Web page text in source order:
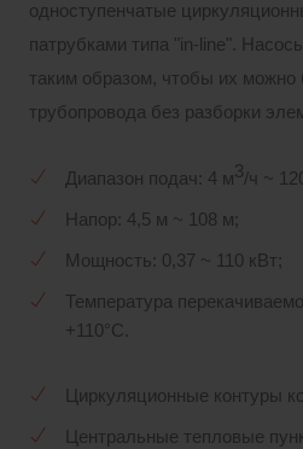
одноступенчатые
патрубками типа "in-line".
таким образом, чтобы их можно
трубопровода без разборки
Диапазон подач: 4 м3/ч ~
Напор: 4,5 м ~ 108 м;
Мощность: 0,37 ~ 110 кВт;
Температура
+110°С.
Циркуляционные контуры
Центральные тепловые